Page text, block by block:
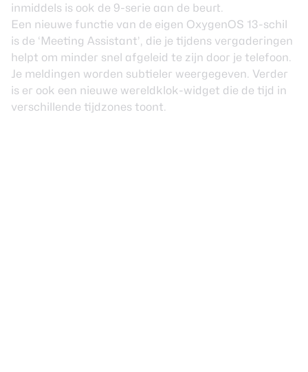
inmiddels is ook de 9-serie aan de beurt.
Een nieuwe functie van de eigen OxygenOS 13-schil
is de ‘Meeting Assistant’, die je tijdens vergaderingen
helpt om minder snel afgeleid te zijn door je telefoon.
Je meldingen worden subtieler weergegeven. Verder
is er ook een nieuwe wereldklok-widget die de tijd in
verschillende tijdzones toont.